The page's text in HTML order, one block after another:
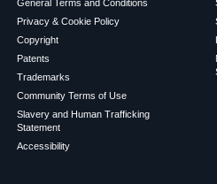
General Terms and Conditions
Privacy & Cookie Policy
Copyright
Patents
Trademarks
Community Terms of Use
Slavery and Human Trafficking
Statement
Accessibility